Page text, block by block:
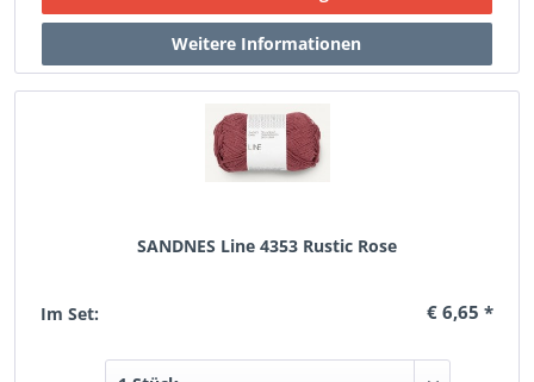
SANDNES Line 4353 Rustic Rose
Im Set: € 6,65 *